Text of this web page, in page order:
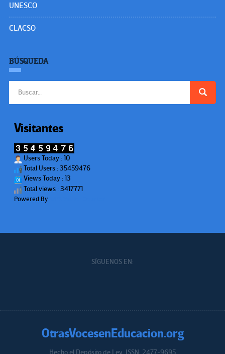
UNESCO
CLACSO
BÚSQUEDA
Visitantes
Users Today : 10
Total Users : 35459476
Views Today : 13
Total views : 3417771
Powered By
SÍGUENOS EN:
OtrasVocesenEducacion.org
Hecho el Depósito de Ley. ISSN: 2477-9695